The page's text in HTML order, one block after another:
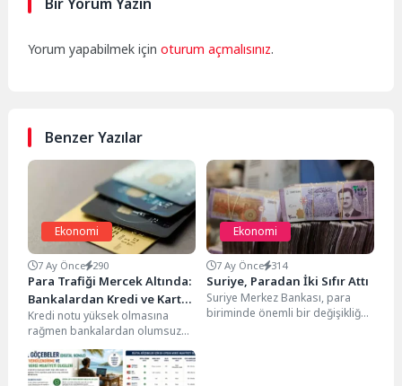
Yorum yapabilmek içinoturum açmalısınız.
Benzer Yazılar
Ekonomi
7 Ay Önce 290
Para Trafiği Mercek Altında:
Bankalardan Kredi ve Kart
Başvurularına Yeni Kriter
Kredi notu yüksek olmasına
rağmen bankalardan olumsuz
yanıt alanların sayısı giderek
artıyor. Bankacılık sektöründe
uygulamaya...
Ekonomi
7 Ay Önce 314
Suriye, Paradan İki Sıfır Attı
Suriye Merkez Bankası, para
biriminde önemli bir değişikliğe